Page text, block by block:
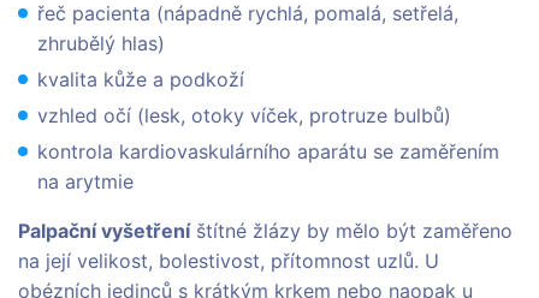
řeč pacienta (nápadně rychlá, pomalá, setřelá,
zhrubělý hlas)
kvalita kůže a podkoží
vzhled očí (lesk, otoky víček, protruze bulbů)
kontrola kardiovaskulárního aparátu se zaměřením
na arytmie
Palpační vyšetřeníštítné žlázy by mělo být zaměřeno
na její velikost, bolestivost, přítomnost uzlů. U
obézních jedinců s krátkým krkem nebo naopak u